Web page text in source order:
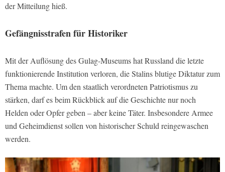
der Mitteilung hieß.
Gefängnisstrafen für Historiker
Mit der Auflösung des Gulag-Museums hat Russland die letzte
funktionierende Institution verloren, die Stalins blutige Diktatur zum
Thema machte. Um den staatlich verordneten Patriotismus zu
stärken, darf es beim Rückblick auf die Geschichte nur noch
Helden oder Opfer geben – aber keine Täter. Insbesondere Armee
und Geheimdienst sollen von historischer Schuld reingewaschen
werden.